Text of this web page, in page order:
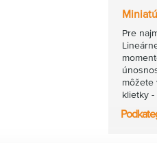
Pre
môžete
klietky -